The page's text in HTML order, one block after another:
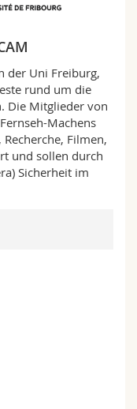
der Uni Freiburg,
rund um die
Die Mitglieder von
Machens
Filmen,
und sollen durch
Sicherheit im